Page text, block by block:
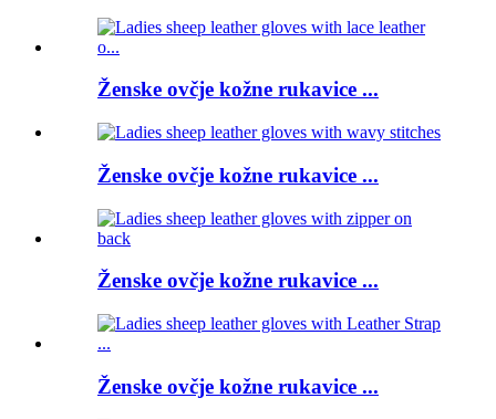
Ženske ovčje kožne rukavice ...
Ženske ovčje kožne rukavice ...
Ženske ovčje kožne rukavice ...
Ženske ovčje kožne rukavice ...